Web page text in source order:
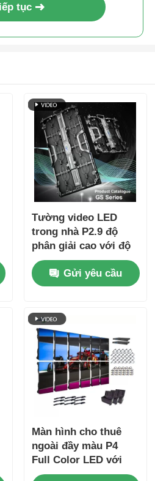
tục
Tường video LED
trong nhà P2.9 độ
phân giải cao với độ
phân giải pixel 2,9mm
Tốc độ làm mới 3840
Hz và độ sáng
Gửi yêu cầu
Màn hình cho thuê
ngoài đầy màu P4
Full Color LED với
tốc độ làm mới